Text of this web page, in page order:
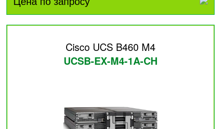
Cisco UCS B460 M4
UCSB-EX-M4-1A-CH